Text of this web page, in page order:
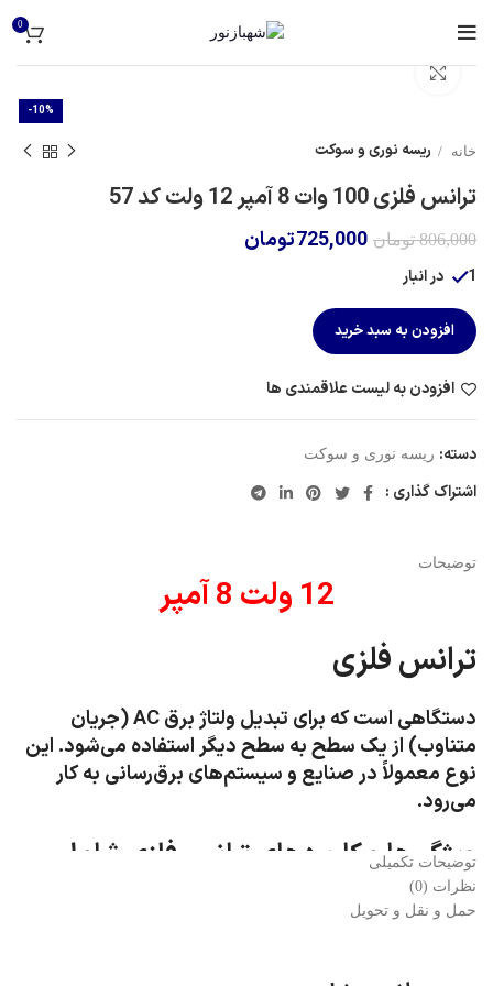
0
-10%
برای بزرگنمایی کلیک کنید
خانه ریسه نوری و سوکت
ترانس فلزی 100 وات 8 آمپر 12 ولت کد 57
806,000 تومان 725,000تومان
1 در انبار
افزودن به سبد خرید
افزودن به لیست علاقمندی ها
دسته: ریسه نوری و سوکت
اشتراک گذاری :
توضیحات
12 ولت 8 آمپر
ترانس فلزی
دستگاهی است که برای تبدیل ولتاژ برق AC (جریان
متناوب) از یک سطح به سطح دیگر استفاده می‌شود. این
نوع معمولاً در صنایع و سیستم‌های برق‌رسانی به کار
می‌رود.
ویژگی‌ها و کاربردهای ترانس فلزی شامل
موارد زیر است:
توضیحات تکمیلی
نظرات (0)
حمل و نقل و تحویل